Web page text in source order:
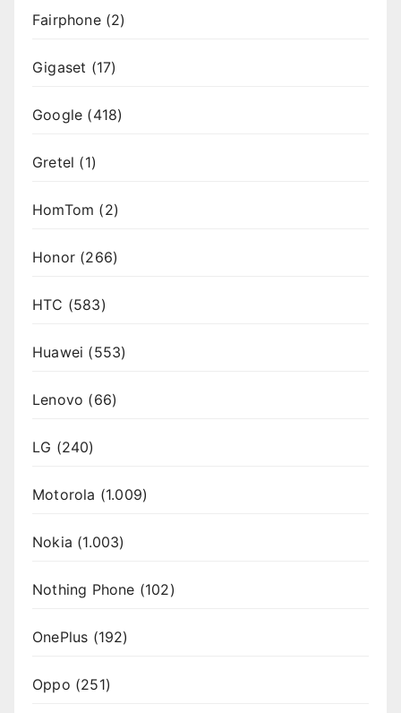
Fairphone(2)
Gigaset (17)
Google (418)
Gretel (1)
HomTom (2)
Honor (266)
HTC (583)
Huawei (553)
Lenovo (66)
LG (240)
Motorola (1.009)
Nokia (1.003)
Nothing Phone (102)
OnePlus (192)
Oppo (251)